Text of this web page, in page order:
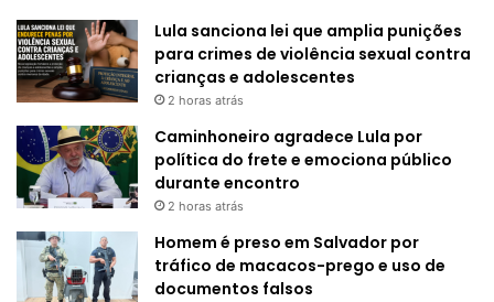
Lula sanciona lei que amplia punições
para crimes de violência sexual contra
crianças e adolescentes
2 horas atrás
Caminhoneiro agradece Lula por
política do frete e emociona público
durante encontro
2 horas atrás
Homem é preso em Salvador por
tráfico de macacos-prego e uso de
documentos falsos